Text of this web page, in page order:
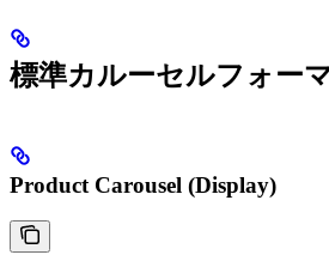
標準カルーセルフォー
Product Carousel (Display)